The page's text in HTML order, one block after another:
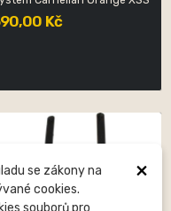
Kč
×
se zákony na
cookies.
souborů pro